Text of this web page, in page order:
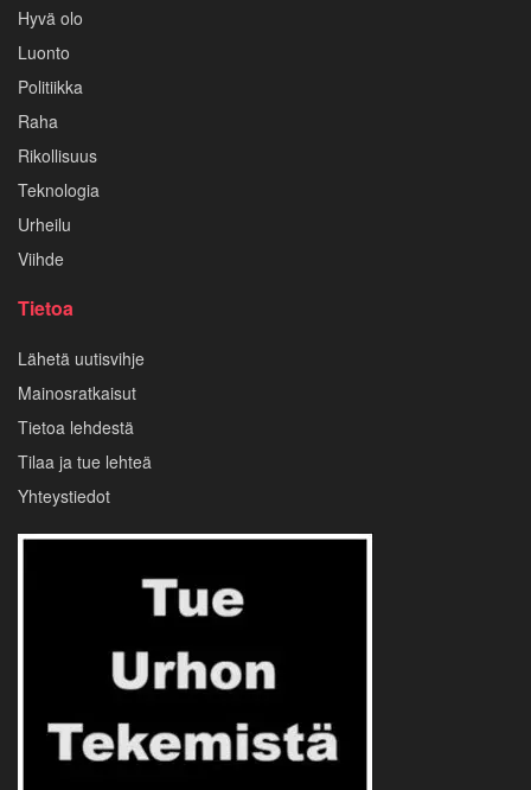
Hyvä olo
Luonto
Politiikka
Raha
Rikollisuus
Teknologia
Urheilu
Viihde
Tietoa
Lähetä uutisvihje
Mainosratkaisut
Tietoa lehdestä
Tilaa ja tue lehteä
Yhteystiedot